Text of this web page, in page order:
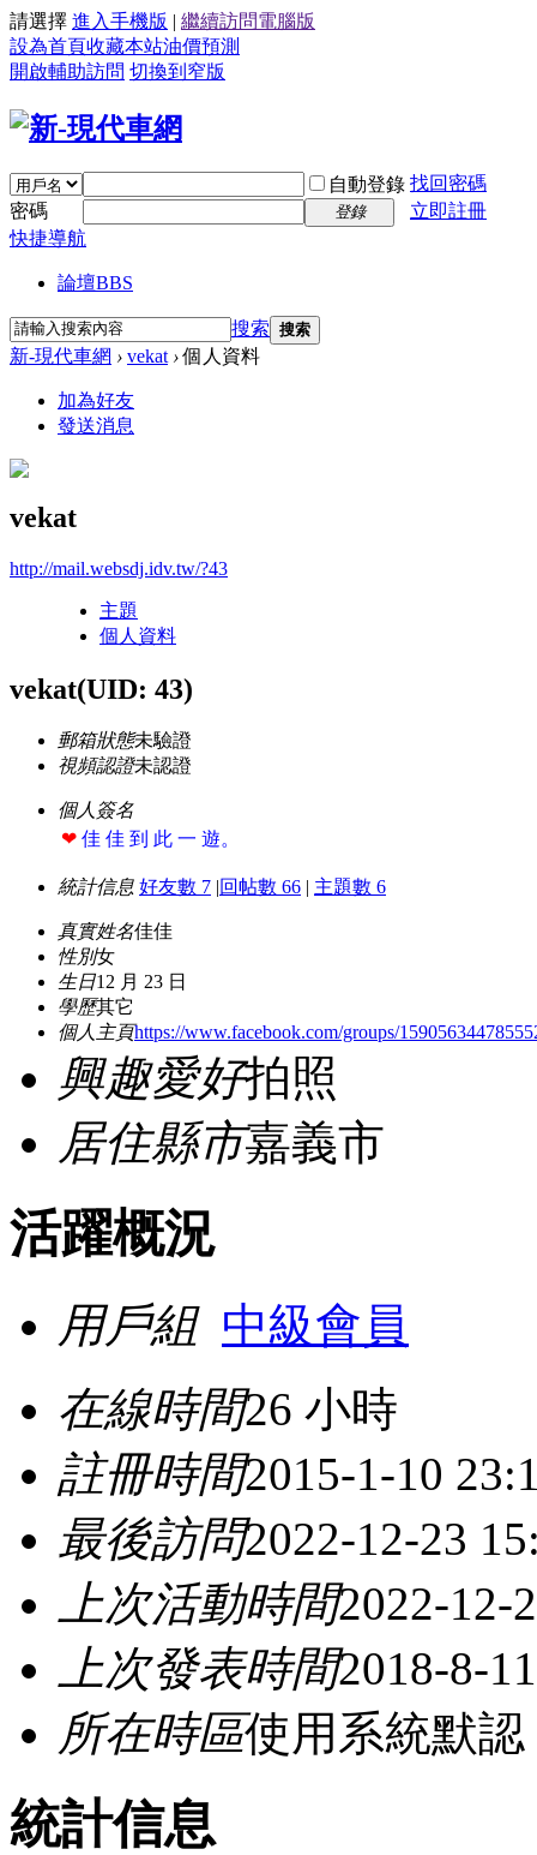
請選擇 進入手機版 | 繼續訪問電腦版
設為首頁收藏本站油價預測
開啟輔助訪問 切換到窄版
自動登錄 找回密碼
密碼
登錄
立即註冊
快捷導航
論壇BBS
搜索 搜索
新-現代車網 › vekat ›個人資料
加為好友
發送消息
vekat
http://mail.websdj.idv.tw/?43
主題
個人資料
vekat(UID: 43)
郵箱狀態未驗證
視頻認證未認證
個人簽名
❤ 佳 佳 到 此 一 遊。
統計信息 好友數 7 |回帖數 66 | 主題數 6
真實姓名佳佳
性別女
生日12 月 23 日
學歷其它
個人主頁https://www.facebook.com/groups/
興趣愛好拍照
居住縣市嘉義市
活躍概況
用戶組 中級會員
在線時間26 小時
註冊時間2015-1-10
最後訪問2022-12-23
上次活動時間2022-12-
上次發表時間2018-8-
所在時區使用系統默認
統計信息